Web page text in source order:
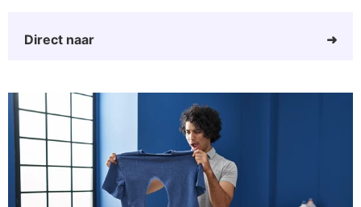
Direct naar
Klein kado housewarming man
Stoere housewarming cadeau
Cadeau voor de tuin voor hem
Smarthome cadeau voor hem